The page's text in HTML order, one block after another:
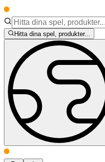
Hitta dina spel, produkter...